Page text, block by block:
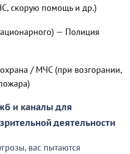
скорую помощь и др.)
— Полиция
/ МЧС (при возгорании,
и каналы для
деятельности
вас пытаются